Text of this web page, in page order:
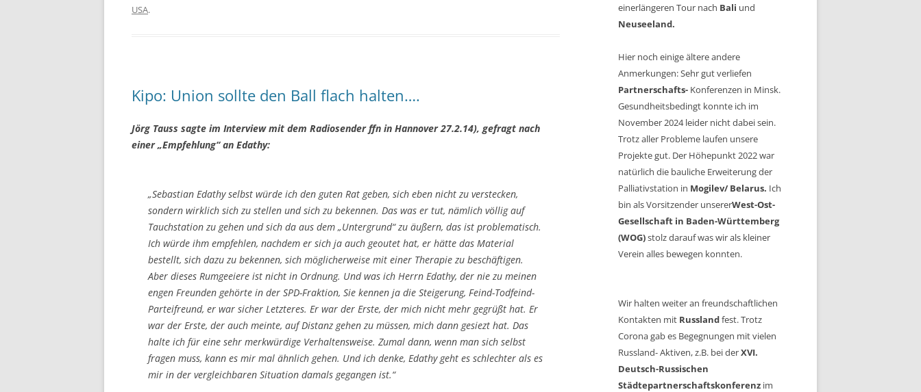
USA.
Kipo: Union sollte den Ball flach halten….
Jörg Tauss sagte im Interview mit dem Radiosender ffn in Hannover 27.2.14), gefragt nach
einer „Empfehlung“ an Edathy:
„Sebastian Edathy selbst würde ich den guten Rat geben, sich eben nicht zu verstecken,
sondern wirklich sich zu stellen und sich zu bekennen. Das was er tut, nämlich völlig auf
Tauchstation zu gehen und sich da aus dem „Untergrund“ zu äußern, das ist problematisch.
Ich würde ihm empfehlen, nachdem er sich ja auch geoutet hat, er hätte das Material
bestellt, sich dazu zu bekennen, sich möglicherweise mit einer Therapie zu beschäftigen.
Aber dieses Rumgeeiere ist nicht in Ordnung. Und was ich Herrn Edathy, der nie zu meinen
engen Freunden gehörte in der SPD-Fraktion, Sie kennen ja die Steigerung, Feind-Todfeind-
Parteifreund, er war sicher Letzteres. Er war der Erste, der mich nicht mehr gegrüßt hat. Er
war der Erste, der auch meinte, auf Distanz gehen zu müssen, mich dann gesiezt hat. Das
halte ich für eine sehr merkwürdige Verhaltensweise. Zumal dann, wenn man sich selbst
fragen muss, kann es mir mal ähnlich gehen. Und ich denke, Edathy geht es schlechter als es
mir in der vergleichbaren Situation damals gegangen ist.“
einerlängeren Tour nach Bali und
Neuseeland.
Hier noch einige ältere andere
Anmerkungen: Sehr gut verliefen
Partnerschafts- Konferenzen in Minsk.
Gesundheitsbedingt konnte ich im
November 2024 leider nicht dabei sein.
Trotz aller Probleme laufen unsere
Projekte gut. Der Höhepunkt 2022 war
natürlich die bauliche Erweiterung der
Palliativstation in Mogilev/ Belarus. Ich
bin als Vorsitzender unsererWest-Ost-
Gesellschaft in Baden-Württemberg
(WOG)stolz darauf was wir als kleiner
Verein alles bewegen konnten.
Wir halten weiter an freundschaftlichen
Kontakten mit Russlandfest. Trotz
Corona gab es Begegnungen mit vielen
Russland- Aktiven, z.B. bei derXVI.
Deutsch-Russischen
Städtepartnerschaftskonferenz im